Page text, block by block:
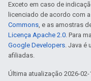
Exceto em caso de
licenciado de acordo com a
Commons, e as amostras
Licença Apache 2.0. Para
Google Developers. Java é
afiliadas.
Última atualização 2026-02-